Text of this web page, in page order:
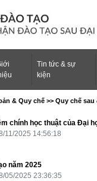
Tin tức & sự
kiện
& Quy chế >> Quy chế sau
chính học thuật của Đại
11/2025 14:56:18
năm 2025
05/2025 23:36:35